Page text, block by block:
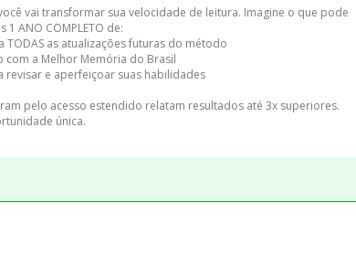
vai transformar sua velocidade de leitura. Imagine o que pode
ANO COMPLETO de:
TODAS as atualizações futuras do método
com a Melhor Memória do Brasil
revisar e aperfeiçoar suas habilidades
pelo acesso estendido relatam resultados até 3x superiores.
única.